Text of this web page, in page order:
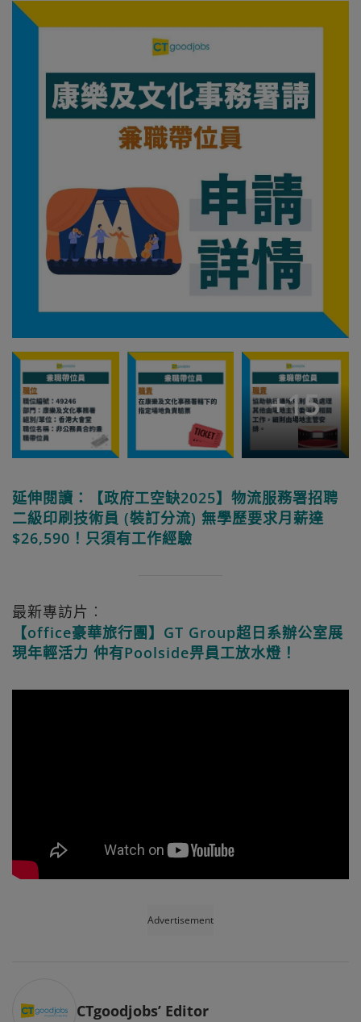
+15
延伸閱讀：【政府工空缺2025】物流服務署招聘
二級印刷技術員 (裝訂分流) 無學歷要求月薪達
$26,590！只須有工作經驗
最新專訪片︰
【office豪華旅行團】GT Group超日系辦公室展
現年輕活力 仲有Poolside畀員工放水燈！
Advertisement
CTgoodjobs’ Editor